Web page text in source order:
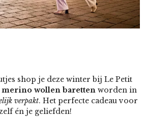
shop je deze winter bij Le Petit
merino wollen barettenworden in
verpakt. Het perfecte cadeau voor
én je geliefden!